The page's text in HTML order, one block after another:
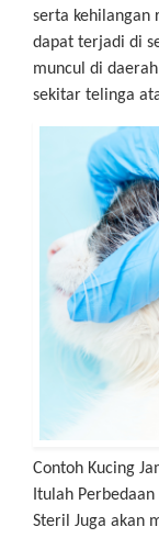
serta kehilangan
dapat terjadi di
muncul di
sekitar telinga
Contoh Kucing
Itulah Perbedaan
Steril Juga akan